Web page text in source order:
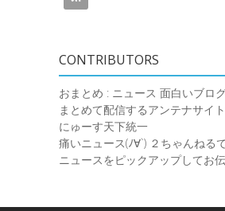
CONTRIBUTORS
おまとめ : ニュース 面白いブロ
まとめて配信するアンテナサイト
にゅーす天下統一
痛いニュース(ﾉ∀`) ２ちゃんねる
ニュースをピックアップしてお伝